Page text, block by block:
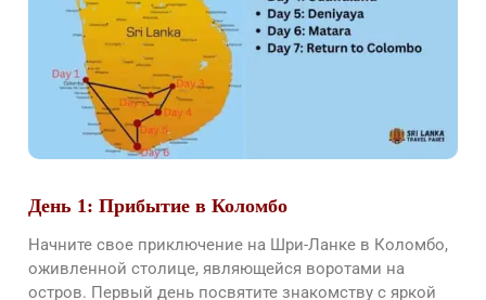
День 1: Прибытие в Коломбо
Начните свое приключение на Шри-Ланке в Коломбо,
оживленной столице, являющейся воротами на
остров. Первый день посвятите знакомству с яркой